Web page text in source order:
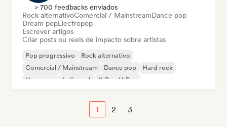
> 700 feedbacks enviados
Rock alternativoComercial / MainstreamDance pop
Dream popElectropop
Escrever artigos
Criar posts ou reels de impacto sobre artistas
Pop progressivo
Rock alternativo
Comercial / Mainstream
Dance pop
Hard rock
Hyperpop
Indie rock K-Pop/J-Pop
1 2 3